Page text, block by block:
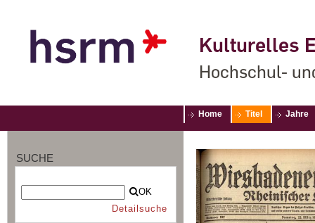
Kulturelles
Hochschul-
Home Titel Jahre
SUCHE
OK
Detailsuche